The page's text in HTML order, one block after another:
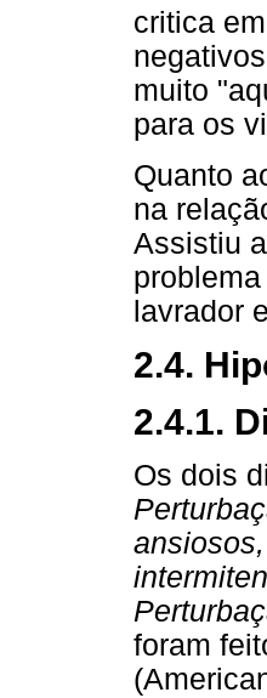
critica
muito
para os
Quanto
na
Assistiu
lavrador
2.4.
2.4.1.
Os dois
foram